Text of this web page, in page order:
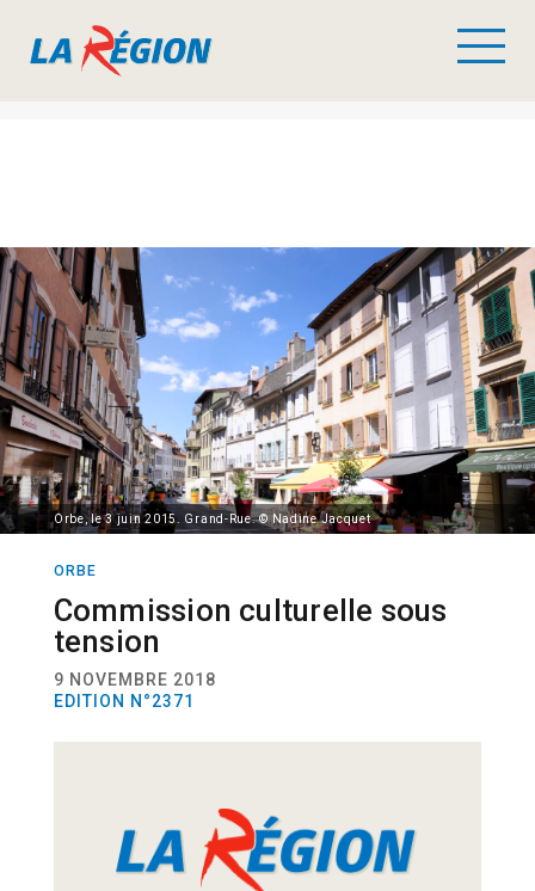
Orbe, le 3 juin 2015. Grand-Rue. © Nadine Jacquet
ORBE
Commission culturelle sous
tension
9 NOVEMBRE 2018
EDITION N°2371